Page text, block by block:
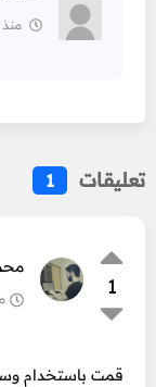
منذ 3 أعوام
تعليقات 1
1
قمت باستخدام